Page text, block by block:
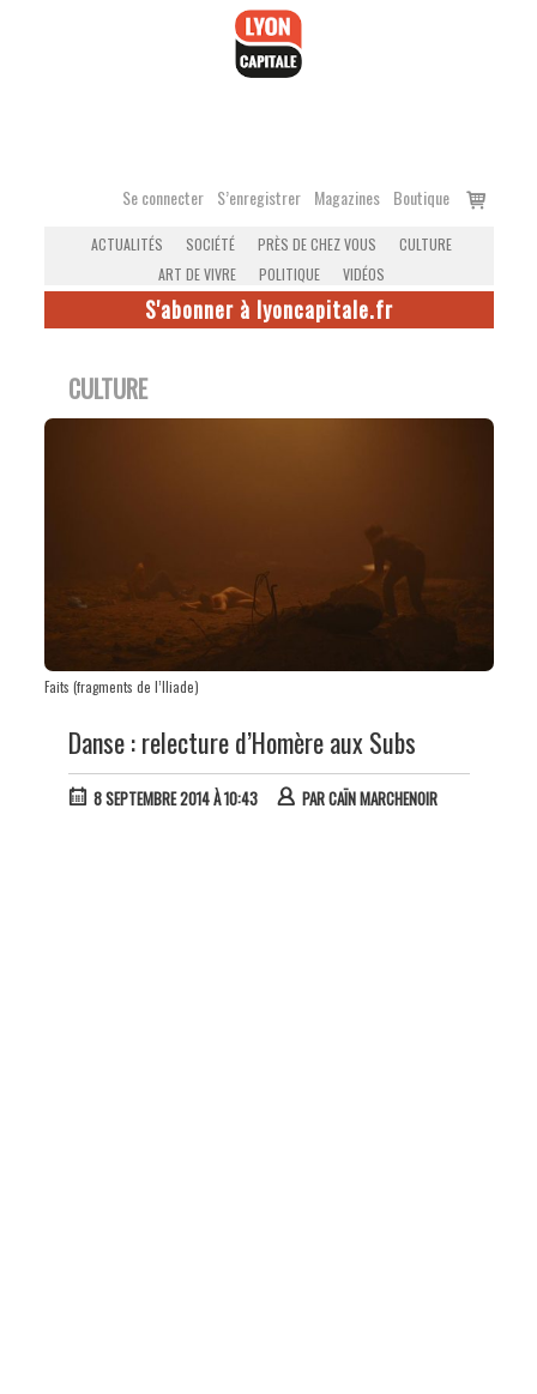
Se connecter S’enregistrer Magazines Boutique
Voir
ACTUALITÉS SOCIÉTÉ PRÈS DE CHEZ VOUS
CULTURE
ART DE VIVRE
POLITIQUE VIDÉOS
S'abonner à lyoncapitale.fr
CULTURE
Faits (fragments de l’Iliade)
Danse : relecture d’Homère aux Subs
8 SEPTEMBRE 2014 À 10:43 PARCAÏN MARCHENOIR